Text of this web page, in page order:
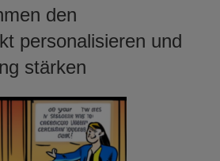
den
personalisieren und
stärken